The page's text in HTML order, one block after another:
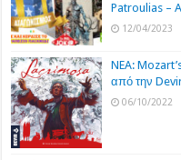
Patroulias –
12/04/2023
NEA:
από την
06/10/2022